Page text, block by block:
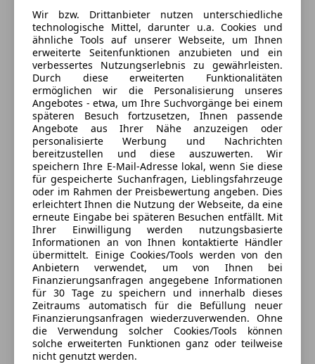
Voll-LED Scheinwerfer
Wegfahrsperre
Zentralverriegelung
Zentralverriegelung mit Funkfernbedienung
Extras
Alufelgen (21")
Ambientebeleuchtung
Elektronische Parkbremse
Schaltwippen
Spoiler
Sportfahrwerk
Sportpaket
Sportsitze
Sprachsteuerung
Touchscreen
-Sicherheitsgurte racinggelb Exclusive Manufaktur
-Dachhimmel sowie Verkleidung A-/B-/C-Säule in
Race-Tex schwarz
-Liftsystem Vorderachse
-Chrono Paket
-Bremssättel lackiert in Schwarz (hochglanz) Exclusive
Manufaktur
-90 Liter Kraftstofftank
-Licht-Design-Paket
-BOSE® Surround Sound-System
-Hinterachslenkung mit Sportabstimmung
-PASM Sportfahrwerk
-Matrix LED-Hauptscheinwerfer
-Windschutzscheibe mit Graukeil
-Rückfahrkamera
uvm.
-Eintausch möglich auf Anfrage
-Zustellung möglich auf Anfrage
Sternebewertung 5 von 5
5Sterne
(97% Weiterempfehlungen)
Anbieter auf AutoScout24 seit 2017
Mienekugelweg 6 ,
9900 Lienz, AT
Kontakt
Daniel Marko
Alle Fahrzeuge des Anbieters
Anbieter kontaktieren
Deine Nachricht
Wir bzw. Drittanbieter nutzen unterschiedliche
technologische Mittel, darunter u.a. Cookies und
ähnliche Tools auf unserer Webseite, um Ihnen
erweiterte Seitenfunktionen anzubieten und ein
verbessertes Nutzungserlebnis zu gewährleisten.
Durch diese erweiterten Funktionalitäten
ermöglichen wir die Personalisierung unseres
Angebotes - etwa, um Ihre Suchvorgänge bei einem
späteren Besuch fortzusetzen, Ihnen passende
Angebote aus Ihrer Nähe anzuzeigen oder
personalisierte Werbung und Nachrichten
bereitzustellen und diese auszuwerten. Wir
speichern Ihre E-Mail-Adresse lokal, wenn Sie diese
für gespeicherte Suchanfragen, Lieblingsfahrzeuge
oder im Rahmen der Preisbewertung angeben. Dies
erleichtert Ihnen die Nutzung der Webseite, da eine
erneute Eingabe bei späteren Besuchen entfällt. Mit
Ihrer Einwilligung werden nutzungsbasierte
Informationen an von Ihnen kontaktierte Händler
übermittelt. Einige Cookies/Tools werden von den
Anbietern verwendet, um von Ihnen bei
Finanzierungsanfragen angegebene Informationen
für 30 Tage zu speichern und innerhalb dieses
Zeitraums automatisch für die Befüllung neuer
Finanzierungsanfragen wiederzuverwenden. Ohne
die Verwendung solcher Cookies/Tools können
solche erweiterten Funktionen ganz oder teilweise
nicht genutzt werden.